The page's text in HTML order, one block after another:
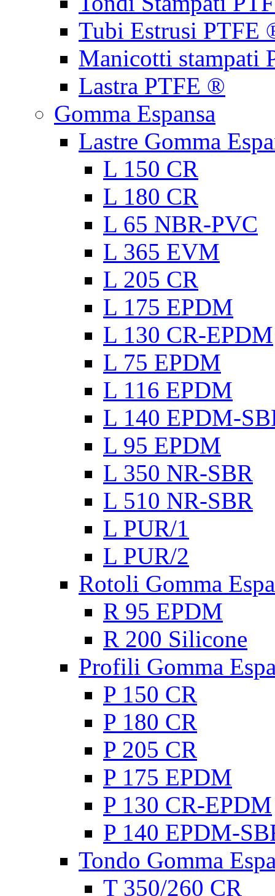
Tubi Estrusi PTFE
Manicotti stampati
Lastra PTFE ®
Gomma Espansa
Lastre Gomma
L 150 CR
L 180 CR
L 65 NBR-PVC
L 365 EVM
L 205 CR
L 175 EPDM
L 130 CR-EPDM
L 75 EPDM
L 116 EPDM
L 140 EPDM-
L 95 EPDM
L 350 NR-SBR
L 510 NR-SBR
L PUR/1
L PUR/2
Rotoli Gomma
R 95 EPDM
R 200 Silicone
Profili Gomma
P 150 CR
P 180 CR
P 205 CR
P 175 EPDM
P 130 CR-EPDM
P 140 EPDM-
Tondo Gomma
T 350/260 CR